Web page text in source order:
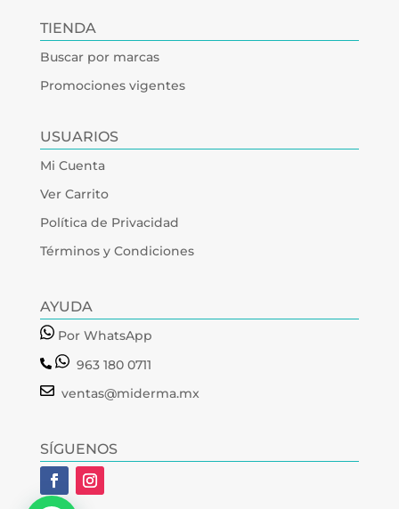
TIENDA
Buscar por marcas
Promociones vigentes
USUARIOS
Mi Cuenta
Ver Carrito
Política de Privacidad
Términos y Condiciones
AYUDA
Por WhatsApp
963 180 0711
ventas@miderma.mx
SÍGUENOS